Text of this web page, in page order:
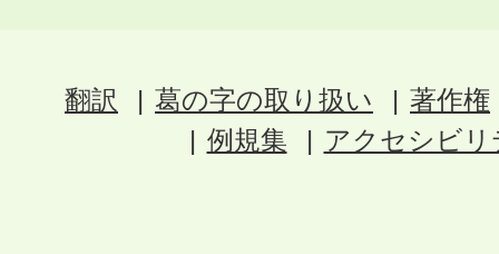
翻訳 葛の字の取り扱い
著作権
例規集
アクセシビ